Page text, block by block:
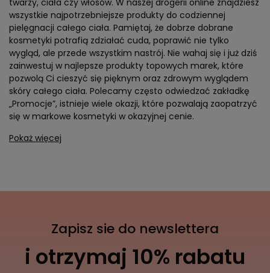
wszystkie najpotrzebniejsze produkty do codziennej
pielęgnacji całego ciała. Pamiętaj, że dobrze dobrane
kosmetyki potrafią zdziałać cuda, poprawić nie tylko
wygląd, ale przede wszystkim nastrój. Nie wahaj się i już dziś
zainwestuj w najlepsze produkty topowych marek, które
pozwolą Ci cieszyć się pięknym oraz zdrowym wyglądem
skóry całego ciała. Polecamy często odwiedzać zakładkę
„Promocje”, istnieje wiele okazji, które pozwalają zaopatrzyć
się w markowe kosmetyki w okazyjnej cenie.
Pokaż więcej
Zapisz sie do newslettera
i otrzymaj 10% rabatu